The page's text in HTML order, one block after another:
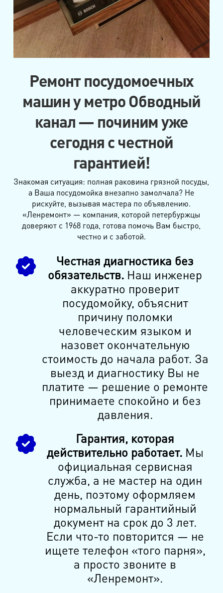
Ремонт посудомоечных
машин у метро Обводный
канал — починим уже
сегодня с честной
гарантией!
Знакомая ситуация: полная раковина грязной посуды,
а Ваша посудомойка внезапно замолчала? Не
рискуйте, вызывая мастера по объявлению.
«Ленремонт» — компания, которой петербуржцы
доверяют с 1968 года, готова помочь Вам быстро,
честно и с заботой.
Честная диагностика без
обязательств. Наш инженер
аккуратно проверит
посудомойку, объяснит
причину поломки
человеческим языком и
назовет окончательную
стоимость до начала работ. За
выезд и диагностику Вы не
платите — решение о ремонте
принимаете спокойно и без
давления.
Гарантия, которая
действительно работает.Мы
официальная сервисная
служба, а не мастер на один
день, поэтому оформляем
нормальный гарантийный
документ на срок до 3 лет.
Если что-то повторится — не
ищете телефон «того парня»,
а просто звоните в
«Ленремонт».